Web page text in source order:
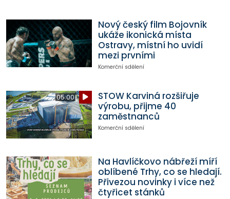
Nový český film Bojovník
ukáže ikonická místa
Ostravy, místní ho uvidí
mezi prvními
Komerční sdělení
05:00
STOW Karviná rozšiřuje
výrobu, přijme 40
zaměstnanců
Komerční sdělení
Na Havlíčkovo nábřeží míří
oblíbené Trhy, co se hledají.
Přivezou novinky i více než
čtyřicet stánků